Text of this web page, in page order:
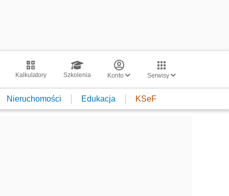
Kalkulatory Szkolenia Konto Serwisy
Nieruchomości Edukacja KSeF